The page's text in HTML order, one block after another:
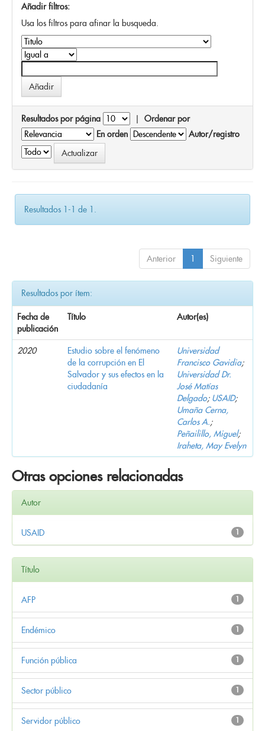
Añadir filtros:
Usa los filtros para afinar la busqueda.
Resultados por página | Ordenar por
En orden
Autor/registro
Resultados 1-1 de 1.
Anterior 1 Siguiente
Resultados por ítem:
Fecha de
publicación
Título Autor(es)
2020
Estudio sobre el fenómeno
de la corrupción en El
Salvador y sus efectos en la
ciudadanía
Universidad
Francisco Gavidia;
Universidad Dr.
José Matías
Delgado; USAID;
Umaña Cerna,
Carlos A.;
Peñailillo, Miguel;
Iraheta, May Evelyn
Otras opciones relacionadas
Autor
1
USAID
Título
1
AFP
1
Endémico
1
Función pública
1
Sector público
1
Servidor público